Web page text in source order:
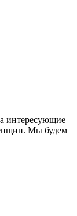
интересующие
Мы будем